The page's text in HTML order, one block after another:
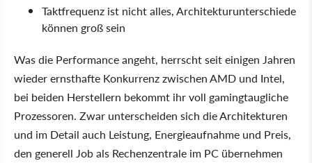
Taktfrequenz ist nicht alles, Architekturunterschiede
können groß sein
Was die Performance angeht, herrscht seit einigen Jahren
wieder ernsthafte Konkurrenz zwischen AMD und Intel,
bei beiden Herstellern bekommt ihr voll gamingtaugliche
Prozessoren. Zwar unterscheiden sich die Architekturen
und im Detail auch Leistung, Energieaufnahme und Preis,
den generell Job als Rechenzentrale im PC übernehmen